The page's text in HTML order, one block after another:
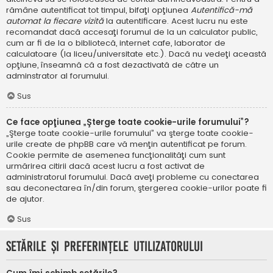
rămâne autentificat tot timpul, bifaţi opţiunea Autentifică-mă
automat la fiecare vizităla autentificare. Acest lucru nu este
recomandat dacă accesaţi forumul de la un calculator public,
cum ar fi de la o bibliotecă, internet cafe, laborator de
calculatoare (la liceu/universitate etc.). Dacă nu vedeţi această
opţiune, înseamnă că a fost dezactivată de către un
adminstrator al forumului.
Sus
Ce face opţiunea „Şterge toate cookie-urile forumului”?
„Şterge toate cookie-urile forumului” va şterge toate cookie-
urile create de phpBB care vă menţin autentificat pe forum.
Cookie permite de asemenea funcţionalităţi cum sunt
urmărirea citirii dacă acest lucru a fost activat de
administratorul forumului. Dacă aveţi probleme cu conectarea
sau deconectarea în/din forum, ştergerea cookie-urilor poate fi
de ajutor.
Sus
Setările şi preferinţele utilizatorului